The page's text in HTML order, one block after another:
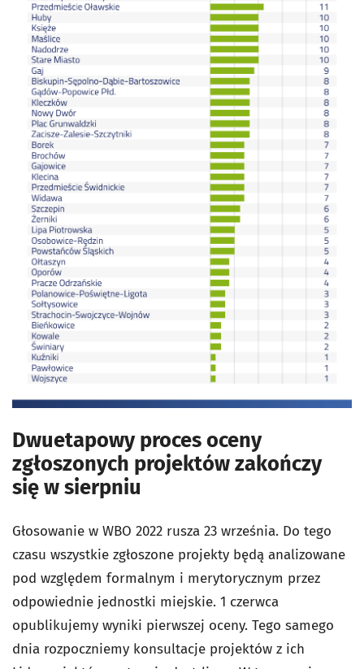
Dwuetapowy proces oceny
zgłoszonych projektów zakończy
się w sierpniu
Głosowanie w WBO 2022 rusza 23 września. Do tego
czasu wszystkie zgłoszone projekty będą analizowane
pod względem formalnym i merytorycznym przez
odpowiednie jednostki miejskie. 1 czerwca
opublikujemy wyniki pierwszej oceny. Tego samego
dnia rozpoczniemy konsultacje projektów z ich